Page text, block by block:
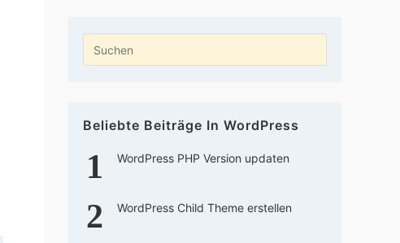
Escape
Beliebte Beiträge In WordPress
WordPress PHP Version updaten
WordPress Child Theme erstellen